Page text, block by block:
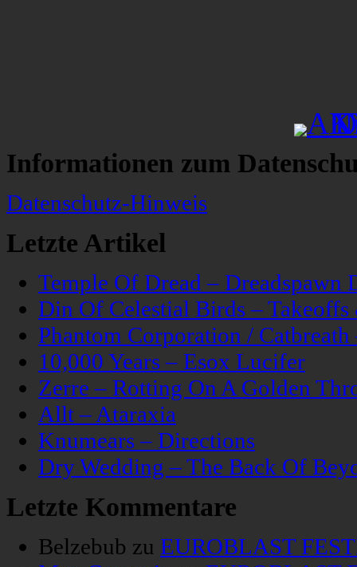
Informationen zum
Datenschutz-Hinweis
Letzte Artikel
Temple Of Dread – Dreadspawn
Din Of Celestial Birds –
Phantom Corporation /
10,000 Years – Esox Lucifer
Zerre – Rotting On A Golden
Allt – Ataraxia
Knumears – Directions
Dry Wedding – The Back Of
Letzte Kommentare
Belzebub zu EUROBLAST